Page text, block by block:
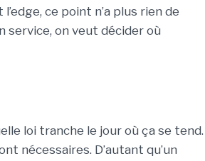
ce point n’a plus rien de
service, on veut décider où
loi tranche le jour où ça se tend.
nécessaires. D’autant qu’un